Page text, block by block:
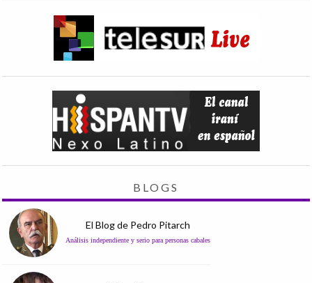
BLOGS
El Blog de Pedro Pitarch
Análisis independiente y serio para personas cabales